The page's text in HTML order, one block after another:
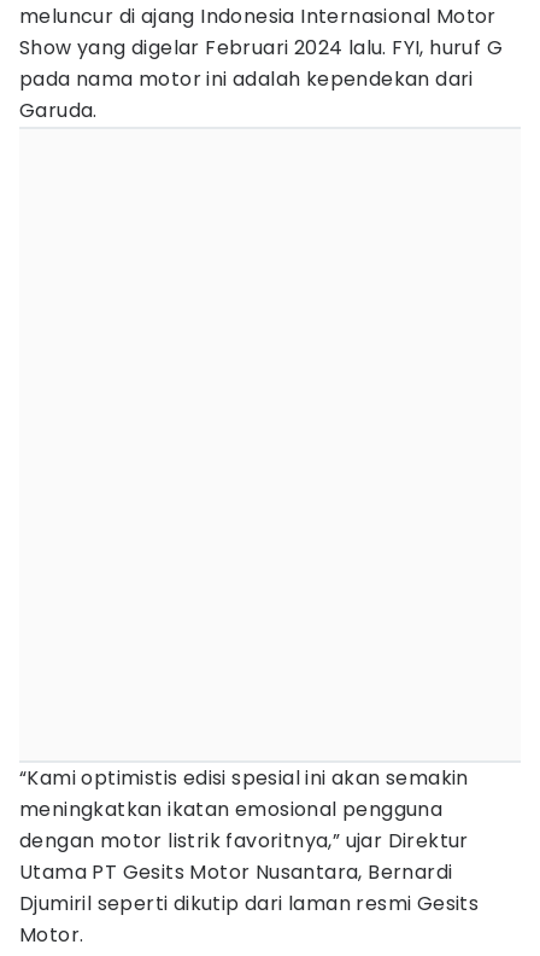
meluncur di ajang Indonesia Internasional Motor
Show yang digelar Februari 2024 lalu. FYI, huruf G
pada nama motor ini adalah kependekan dari
Garuda.
“Kami optimistis edisi spesial ini akan semakin
meningkatkan ikatan emosional pengguna
dengan motor listrik favoritnya,” ujar Direktur
Utama PT Gesits Motor Nusantara, Bernardi
Djumiril seperti dikutip dari laman resmi Gesits
Motor.